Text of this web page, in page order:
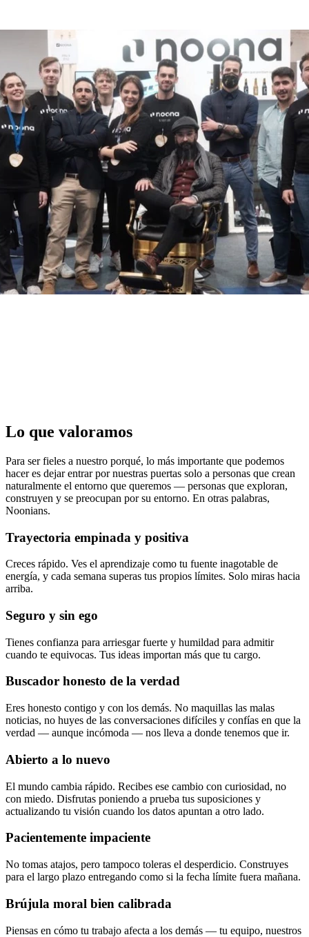
Lo que valoramos
Para ser fieles a nuestro porqué, lo más importante que podemos
hacer es dejar entrar por nuestras puertas solo a personas que crean
naturalmente el entorno que queremos — personas que exploran,
construyen y se preocupan por su entorno. En otras palabras,
Noonians.
Trayectoria empinada y positiva
Creces rápido. Ves el aprendizaje como tu fuente inagotable de
energía, y cada semana superas tus propios límites. Solo miras hacia
arriba.
Seguro y sin ego
Tienes confianza para arriesgar fuerte y humildad para admitir
cuando te equivocas. Tus ideas importan más que tu cargo.
Buscador honesto de la verdad
Eres honesto contigo y con los demás. No maquillas las malas
noticias, no huyes de las conversaciones difíciles y confías en que la
verdad — aunque incómoda — nos lleva a donde tenemos que ir.
Abierto a lo nuevo
El mundo cambia rápido. Recibes ese cambio con curiosidad, no
con miedo. Disfrutas poniendo a prueba tus suposiciones y
actualizando tu visión cuando los datos apuntan a otro lado.
Pacientemente impaciente
No tomas atajos, pero tampoco toleras el desperdicio. Construyes
para el largo plazo entregando como si la fecha límite fuera mañana.
Brújula moral bien calibrada
Piensas en cómo tu trabajo afecta a los demás — tu equipo, nuestros